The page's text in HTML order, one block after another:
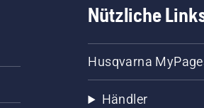
Nützliche
Husqvarna
Händler